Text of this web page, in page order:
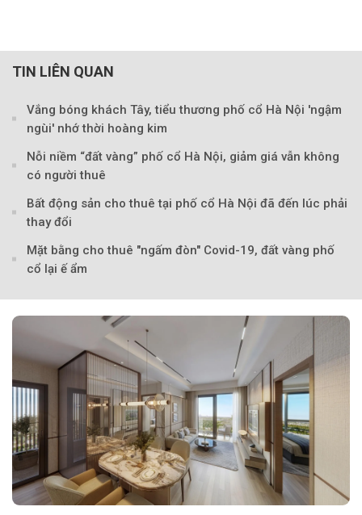
TIN LIÊN QUAN
Vắng bóng khách Tây, tiểu thương phố cổ Hà Nội 'ngậm
ngùi' nhớ thời hoàng kim
Nỗi niềm “đất vàng” phố cổ Hà Nội, giảm giá vẫn không
có người thuê
Bất động sản cho thuê tại phố cổ Hà Nội đã đến lúc phải
thay đổi
Mặt bằng cho thuê "ngấm đòn" Covid-19, đất vàng phố
cổ lại ế ẩm